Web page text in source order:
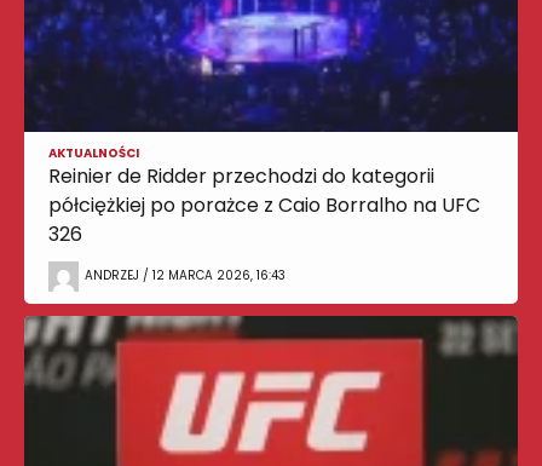
AKTUALNOŚCI
Reinier de Ridder przechodzi do kategorii
półciężkiej po porażce z Caio Borralho na UFC
326
ANDRZEJ / 12 MARCA 2026, 16:43